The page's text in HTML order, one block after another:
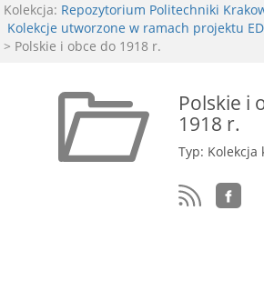
Kolekcja: Repozytorium Politechniki
Kolekcje utworzone w ramach projektu
> Polskie i obce do 1918 r.
Polskie i
1918 r.
Typ: Kolekcja